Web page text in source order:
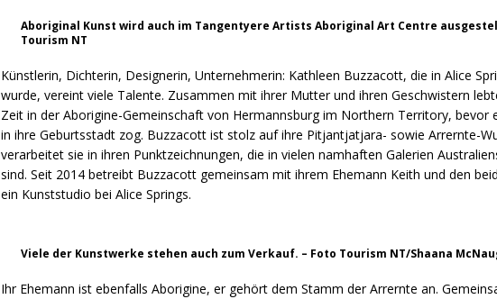
Aboriginal Kunst wird auch im Tangentyere Artists Aboriginal Art Centre
Tourism NT
Künstlerin, Dichterin, Designerin, Unternehmerin: Kathleen Buzzacott, die in Alice
wurde, vereint viele Talente. Zusammen mit ihrer Mutter und ihren Geschwistern
Zeit in der Aborigine-Gemeinschaft von Hermannsburg im Northern Territory, bevor
in ihre Geburtsstadt zog. Buzzacott ist stolz auf ihre Pitjantjatjara- sowie Arrernte-
verarbeitet sie in ihren Punktzeichnungen, die in vielen namhaften Galerien
sind. Seit 2014 betreibt Buzzacott gemeinsam mit ihrem Ehemann Keith und den
ein Kunststudio bei Alice Springs.
Viele der Kunstwerke stehen auch zum Verkauf. – Foto Tourism NT/Shaana
Ihr Ehemann ist ebenfalls Aborigine, er gehört dem Stamm der Arrernte an.